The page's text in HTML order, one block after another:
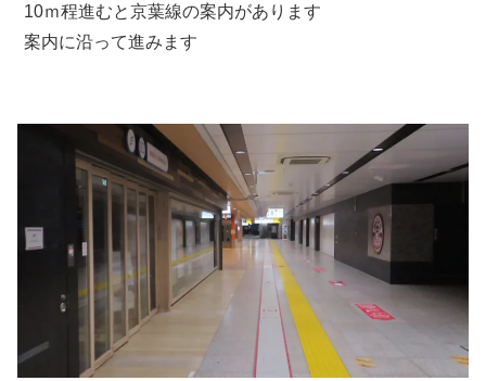
10ｍ程進むと京葉線の案内があります
案内に沿って進みます